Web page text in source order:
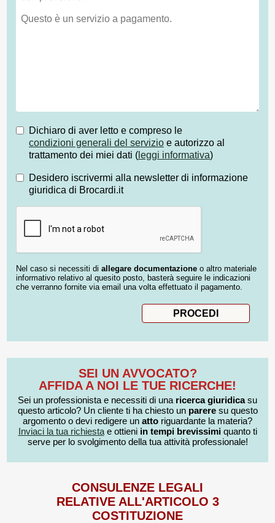
Dichiaro di aver letto e compreso le
condizioni generali del servizio e autorizzo al
trattamento dei miei dati ( leggi informativa)
Desidero iscrivermi alla newsletter di informazione
giuridica di Brocardi.it
Nel caso si necessiti di allegare documentazione o altro materiale
informativo relativo al quesito posto, basterà seguire le indicazioni
che verranno fornite via email una volta effettuato il pagamento.
SEI UN AVVOCATO?
AFFIDA A NOI LE TUE RICERCHE!
Sei un professionista e necessiti di una ricerca giuridicasu
questo articolo? Un cliente ti ha chiesto un pareresu questo
argomento o devi redigere un atto riguardante la materia?
Inviaci la tua richiestae ottieni in tempi brevissimiquanto ti
serve per lo svolgimento della tua attività professionale!
CONSULENZE LEGALI
RELATIVE ALL'ARTICOLO 3
COSTITUZIONE